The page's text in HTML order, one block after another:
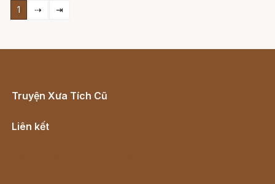
1 ⇢ ⇥
Truyện Xưa Tích Cũ
Liên kết